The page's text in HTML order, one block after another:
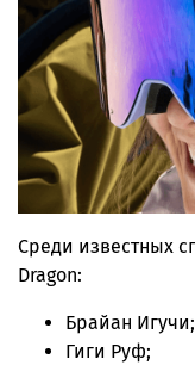
Среди известных
Dragon:
Брайан Игучи;
Гиги Руф;